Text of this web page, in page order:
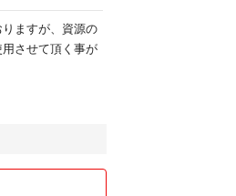
ますが、資源の
させて頂く事が